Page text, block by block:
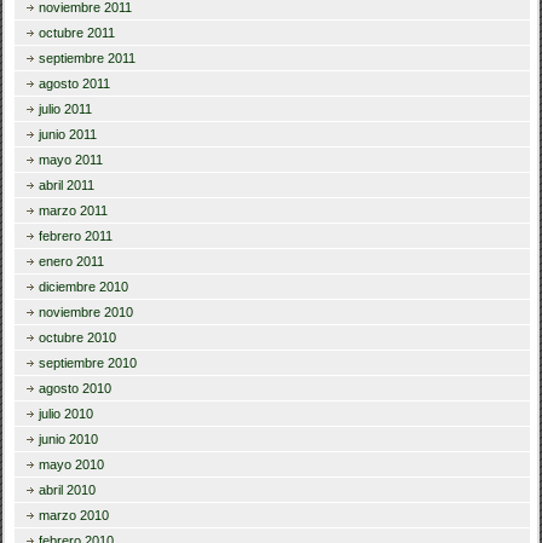
noviembre 2011
octubre 2011
septiembre 2011
agosto 2011
julio 2011
junio 2011
mayo 2011
abril 2011
marzo 2011
febrero 2011
enero 2011
diciembre 2010
noviembre 2010
octubre 2010
septiembre 2010
agosto 2010
julio 2010
junio 2010
mayo 2010
abril 2010
marzo 2010